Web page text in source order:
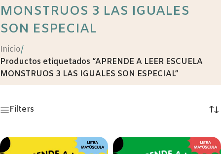
MONSTRUOS 3 LAS IGUALES
SON ESPECIAL
Inicio/
Productos etiquetados “APRENDE A LEER ESCUELA
MONSTRUOS 3 LAS IGUALES SON ESPECIAL”
Filters